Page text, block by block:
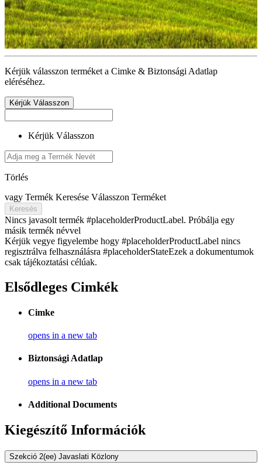
Kérjük válasszon terméket a Cimke & Biztonsági Adatlap
eléréséhez.
Kérjük Válasszon
Kérjük Válasszon
Törlés
vagy Termék Keresése Válasszon Terméket
Keresés
Nincs javasolt termék #placeholderProductLabel. Próbálja egy
másik termék névvel
Kérjük vegye figyelembe hogy #placeholderProductLabel nincs
regisztrálva felhasználásra #placeholderStateEzek a dokumentumok
csak tájékoztatási célúak.
Elsődleges Cimkék
Cimke
opens in a new tab
Biztonsági Adatlap
opens in a new tab
Additional Documents
Kiegészítő Információk
Szekció 2(ee) Javaslati Közlony